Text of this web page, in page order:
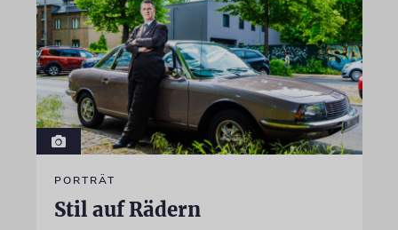
PORTRÄT
Stil auf Rädern